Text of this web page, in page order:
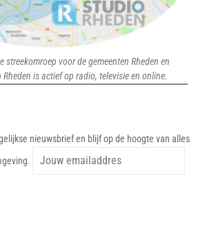
streekomroep voor de gemeenten Rheden en
is actief op radio, televisie en online.
nieuwsbrief en blijf op de hoogte van alles